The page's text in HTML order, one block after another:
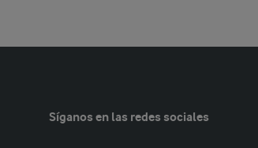
Síganos en las redes sociales